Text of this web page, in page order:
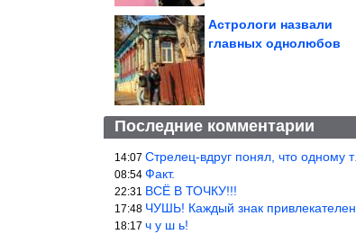
Астрологи назвали
главных однолюбов
Последние комментарии
14:07 Стрелец-вдруг понял, что одному то и жить легче.
08:54 Факт.
22:31 ВСЁ В ТОЧКУ!!!
17:48 ЧУШЬ! Каждый знак привлекателен! И среди Весов, Близнецов встреч
18:17 ч у ш ь!